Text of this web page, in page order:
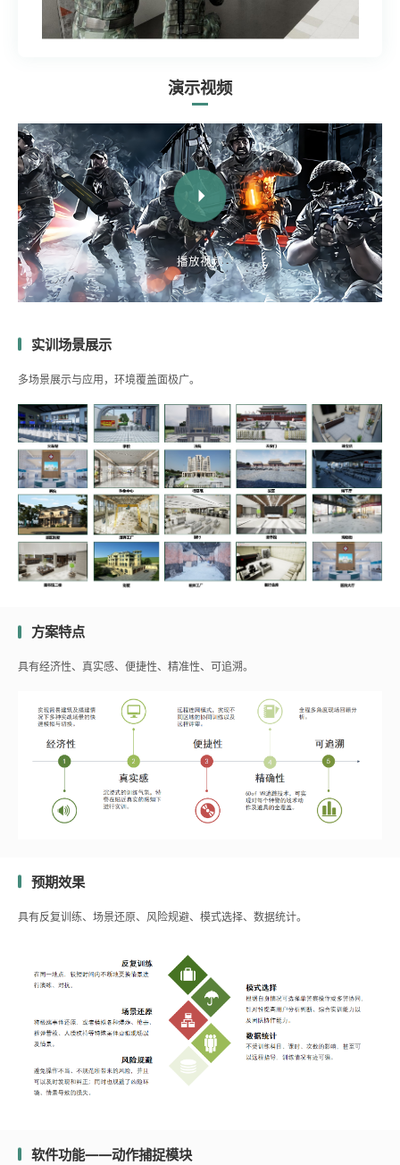
演示视频
播放视频
实训场景展示
多场景展示与应用，环境覆盖面极广。
方案特点
具有经济性、真实感、便捷性、精准性、可追溯。
预期效果
具有反复训练、场景还原、风险规避、模式选择、数据统计。
软件功能——动作捕捉模块